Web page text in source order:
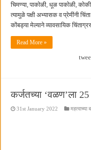
चिमण्या, पाकोळी, धूळ पाकोळी,
त्यामुळे पक्षी अभ्यासक व प्रेमींनी
कोंबड्या मेल्याने व्यावसायिक
Read More »
कर्जतच्या ‘वळण’ला 25
31st January 2022 महत्वाच्या